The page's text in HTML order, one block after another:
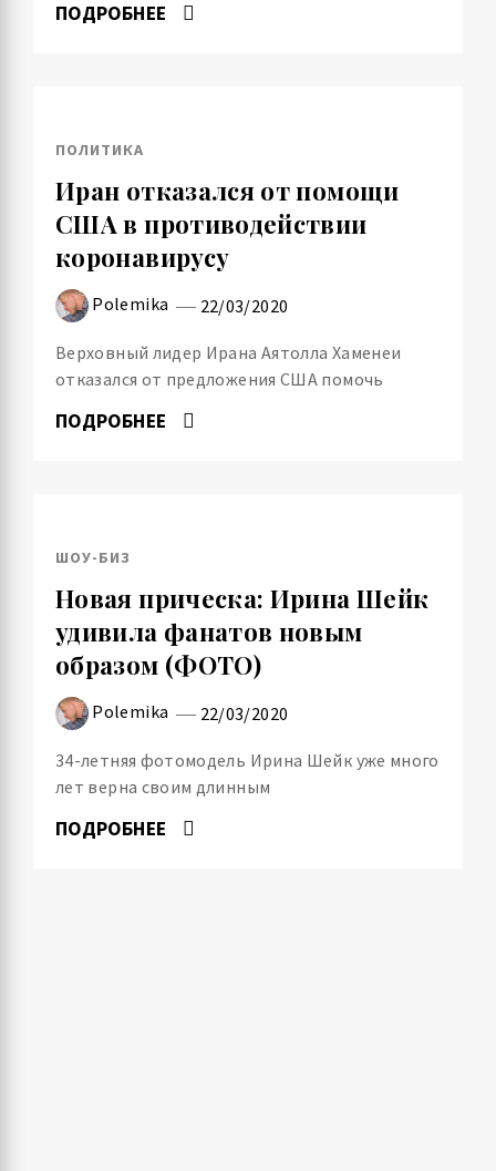
ПОДРОБНЕЕ
ПОЛИТИКА
Иран отказался от помощи
США в противодействии
коронавирусу
Polemika 22/03/2020
Верховный лидер Ирана Аятолла Хаменеи
отказался от предложения США помочь
ПОДРОБНЕЕ
ШОУ-БИЗ
Новая прическа: Ирина Шейк
удивила фанатов новым
образом (ФОТО)
Polemika 22/03/2020
34-летняя фотомодель Ирина Шейк уже много
лет верна своим длинным
ПОДРОБНЕЕ